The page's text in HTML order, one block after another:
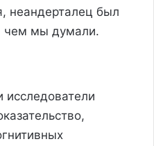
неандерталец был
чем мы думали.